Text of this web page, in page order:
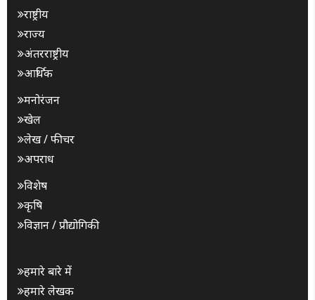
राष्ट्रीय
राज्य
अंतरराष्ट्रीय
आर्थिक
मनोरंजन
खेल
लेख / फीचर
अपराध
विशेष
कृषि
विज्ञान / प्रौद्योगिकी
हमारे बारे में
हमारे लेखक